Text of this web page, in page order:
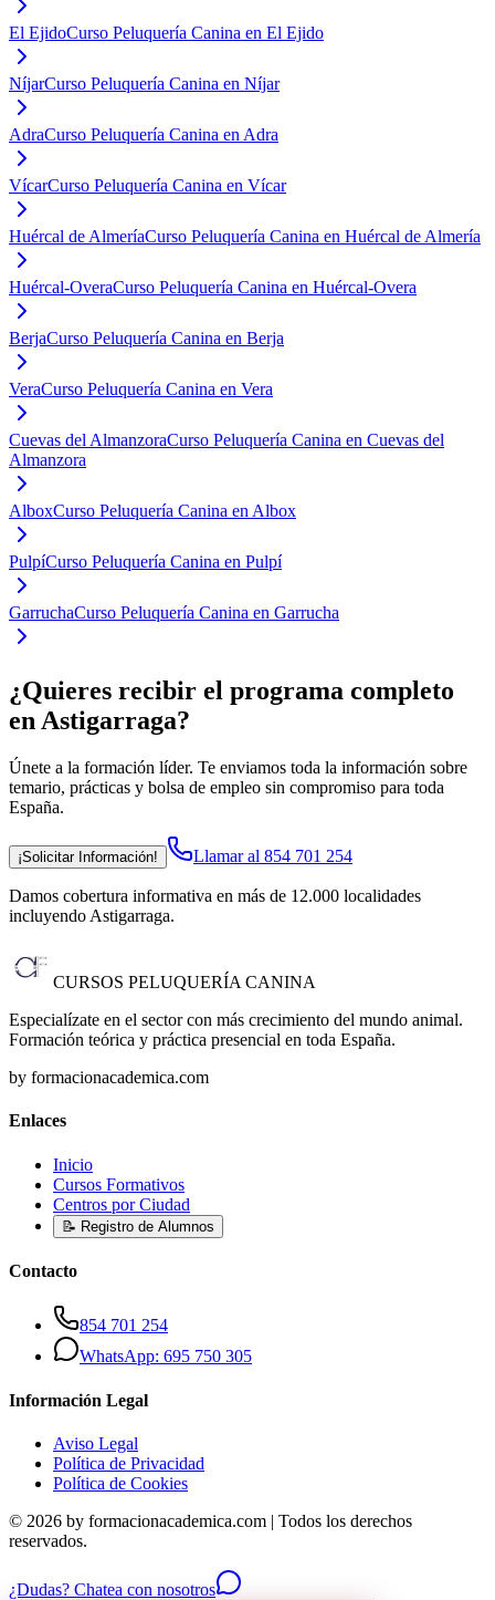
El EjidoCurso Peluquería Canina en El Ejido
NíjarCurso Peluquería Canina en Níjar
AdraCurso Peluquería Canina en Adra
VícarCurso Peluquería Canina en Vícar
Huércal de AlmeríaCurso Peluquería Canina en Huércal de Almería
Huércal-OveraCurso Peluquería Canina en Huércal-Overa
BerjaCurso Peluquería Canina en Berja
VeraCurso Peluquería Canina en Vera
Cuevas del AlmanzoraCurso Peluquería Canina en Cuevas del
Almanzora
AlboxCurso Peluquería Canina en Albox
PulpíCurso Peluquería Canina en Pulpí
GarruchaCurso Peluquería Canina en Garrucha
¿Quieres recibir el programa completo
en Astigarraga?
Únete a la formación líder. Te enviamos toda la información sobre
temario, prácticas y bolsa de empleo sin compromiso para toda
España.
¡Solicitar Información! Llamar al 854 701 254
Damos cobertura informativa en más de 12.000 localidades
incluyendo Astigarraga.
CURSOS PELUQUERÍA CANINA
Especialízate en el sector con más crecimiento del mundo animal.
Formación teórica y práctica presencial en toda España.
by formacionacademica.com
Enlaces
Inicio
Cursos Formativos
Centros por Ciudad
📝 Registro de Alumnos
Contacto
854 701 254
WhatsApp: 695 750 305
Información Legal
Aviso Legal
Política de Privacidad
Política de Cookies
© 2026 by formacionacademica.com | Todos los derechos
reservados.
¿Dudas? Chatea con nosotros